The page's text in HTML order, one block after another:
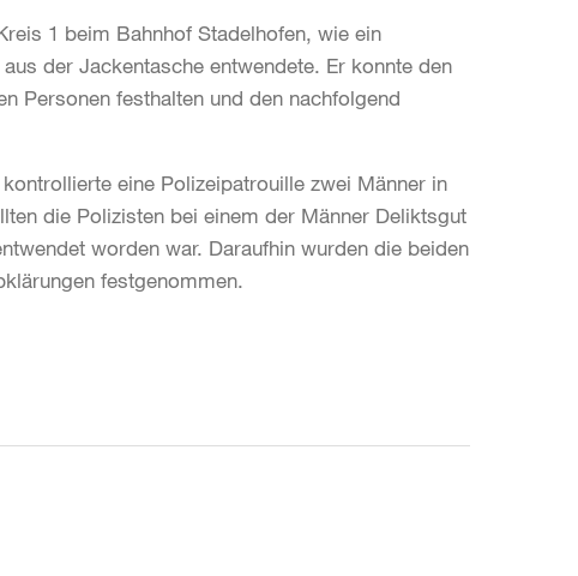
1 beim Bahnhof Stadelhofen, wie ein
der Jackentasche entwendete. Er konnte den
Personen festhalten und den nachfolgend
eine Polizeipatrouille zwei Männer in
die Polizisten bei einem der Männer Deliktsgut
worden war. Daraufhin wurden die beiden
festgenommen.